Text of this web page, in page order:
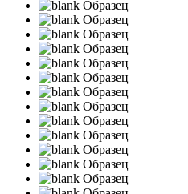
Образец
Образец
Образец
Образец
Образец
Образец
Образец
Образец
Образец
Образец
Образец
Образец
Образец